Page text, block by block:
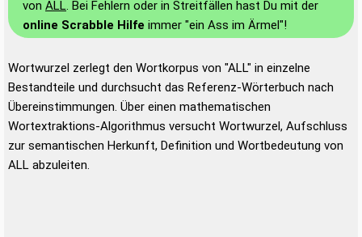
von ALL. Bei Fehlern oder in Streitfällen hast Du mit der
online Scrabble Hilfe immer "ein Ass im Ärmel"!
Wortwurzel zerlegt den Wortkorpus von "ALL" in einzelne
Bestandteile und durchsucht das Referenz-Wörterbuch nach
Übereinstimmungen. Über einen mathematischen
Wortextraktions-Algorithmus versucht Wortwurzel, Aufschluss
zur semantischen Herkunft, Definition und Wortbedeutung von
ALL abzuleiten.